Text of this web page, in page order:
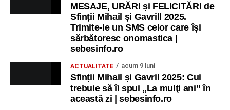
MESAJE, URĂRI și FELICITĂRI de
Sfinții Mihail și Gavrill 2025.
Trimite-le un SMS celor care își
sărbătoresc onomastica |
sebesinfo.ro
ACTUALITATE acum 9 luni
Sfinții Mihail și Gavril 2025: Cui
trebuie să îi spui „La mulţi ani” în
această zi | sebesinfo.ro